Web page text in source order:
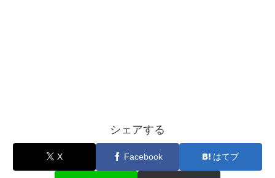
シェアする
X Facebook はてブ